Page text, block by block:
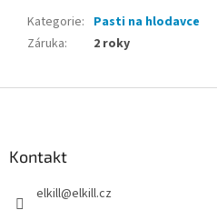
Kategorie: Pasti na hlodavce
Záruka: 2 roky
Kontakt
elkill@elkill.cz